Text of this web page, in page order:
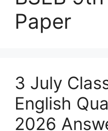
Paper
3 July
English
2026